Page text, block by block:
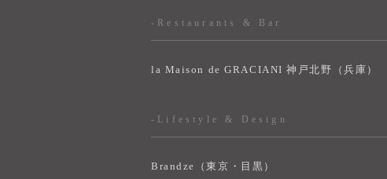
-Restaurants & Bar
la Maison de GRACIANI 神戸北野（兵庫）
-Lifestyle & Design
Brandze（東京・目黒）